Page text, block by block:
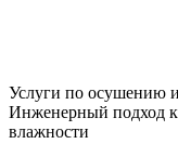
Услуги по осушению
Инженерный подход
влажности